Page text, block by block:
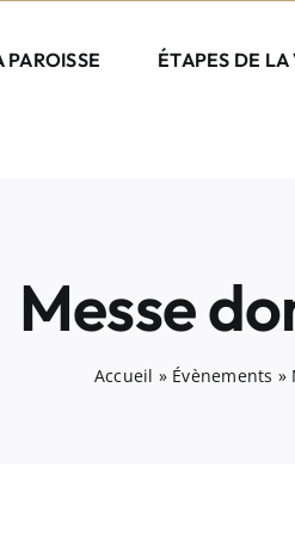
PAROISSE ÉTAPES DE LA
Messe
Accueil » Évènements »